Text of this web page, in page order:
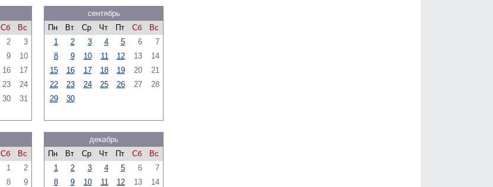
Сб
Вс
2
3
9
10
16
17
23
24
30 31
сентябрь
Пн
Вт Ср Чт Пт Сб
Вс
1
2 3 4 5 6
7
8
9 10 11 12 13
14
15
16 17 18 19 20
21
22
23 24 25 26 27
28
29
30
Сб
Вс
1
2
8
9
декабрь
Пн
Вт Ср Чт Пт Сб
Вс
1
2 3 4 5 6
7
8
9 10 11 12 13
14